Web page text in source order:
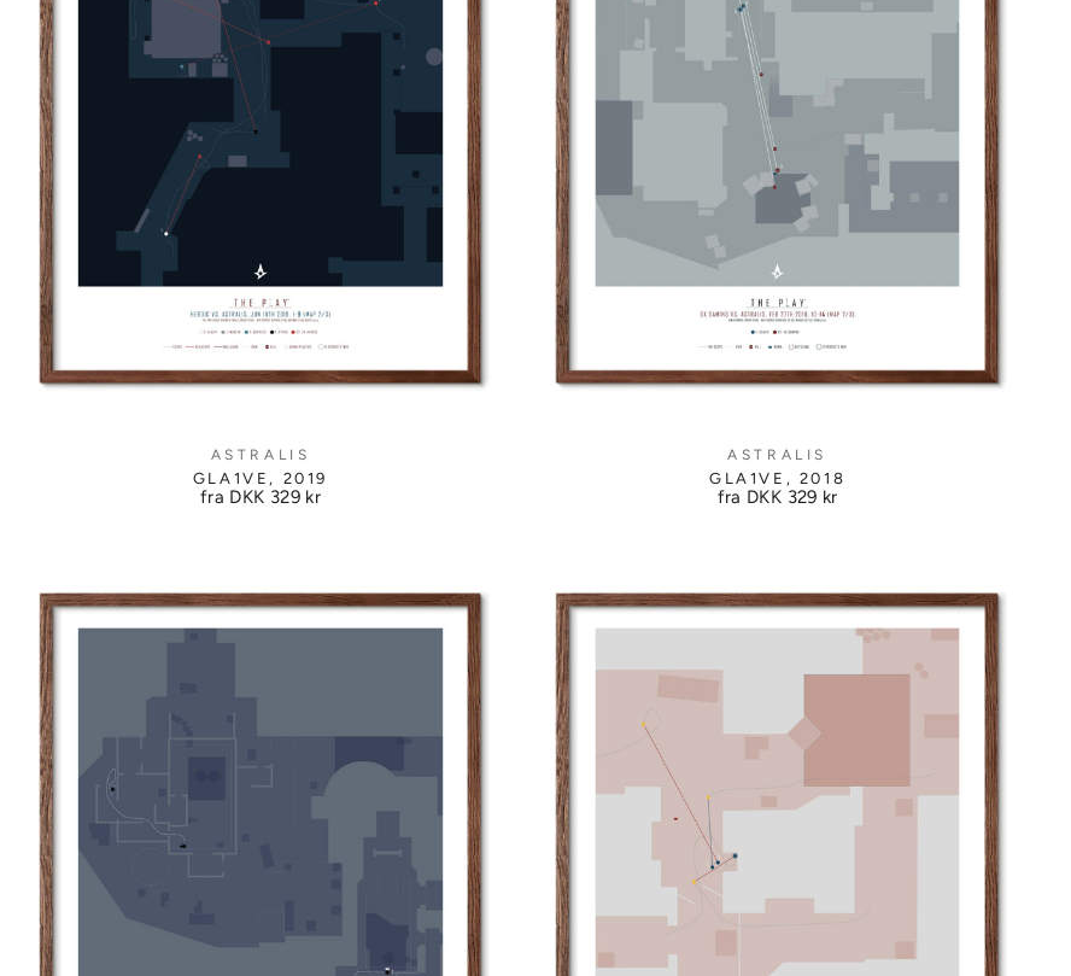
ASTRALIS
GLA1VE, 2019
fra DKK 329 kr
ASTRALIS
GLA1VE, 2018
fra DKK 329 kr